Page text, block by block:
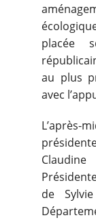
placée
au plus
avec
L’après-
de